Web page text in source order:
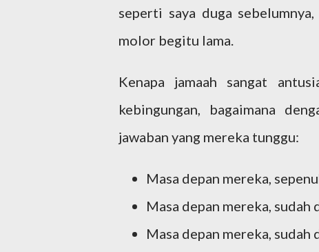
seperti saya duga
molor begitu lama.
Kenapa jamaah sangat
kebingungan, bagaimana
jawaban yang mereka tunggu:
Masa depan mereka,
Masa depan mereka,
Masa depan mereka,